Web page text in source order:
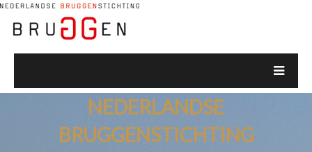
NEDERLANDSE
BRUGGENSTICHTING